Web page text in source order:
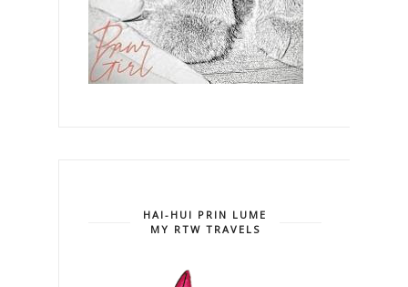
HAI-HUI PRIN LUME
MY RTW TRAVELS